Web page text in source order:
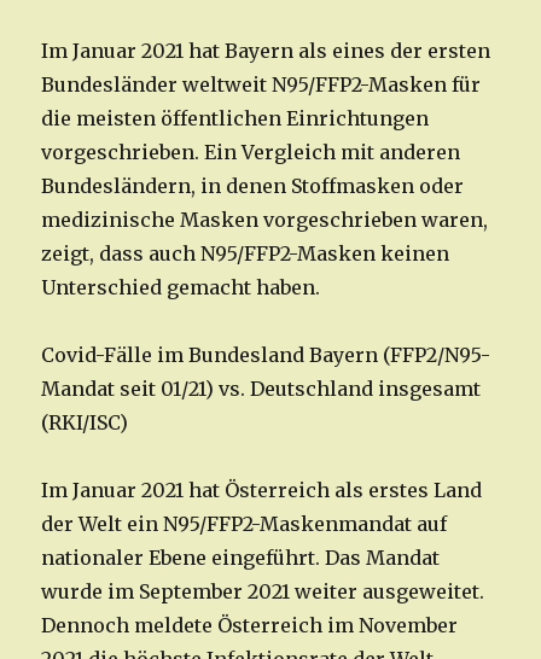
Im Januar 2021 hat Bayern als eines der ersten
Bundesländer weltweit N95/FFP2-Masken für
die meisten öffentlichen Einrichtungen
vorgeschrieben. Ein Vergleich mit anderen
Bundesländern, in denen Stoffmasken oder
medizinische Masken vorgeschrieben waren,
zeigt, dass auch N95/FFP2-Masken keinen
Unterschied gemacht haben.
Covid-Fälle im Bundesland Bayern (FFP2/N95-
Mandat seit 01/21) vs. Deutschland insgesamt
(RKI/ISC)
Im Januar 2021 hat Österreich als erstes Land
der Welt ein N95/FFP2-Maskenmandat auf
nationaler Ebene eingeführt. Das Mandat
wurde im September 2021 weiter ausgeweitet.
Dennoch meldete Österreich im November